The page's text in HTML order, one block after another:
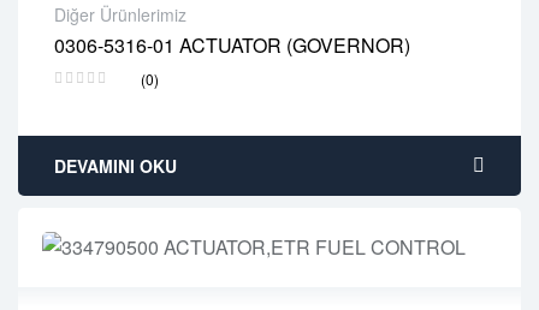
Diğer Ürünlerimiz
0306-5316-01 ACTUATOR (GOVERNOR)
(0)
2 years warranty
Delivery time: 1-2 business days
DEVAMINI OKU